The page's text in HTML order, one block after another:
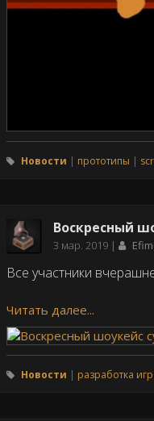
Новости прототипы
Воскресный
Дата
3 мар. 2019
Все участники
Читать далее...
Новости разработка игр